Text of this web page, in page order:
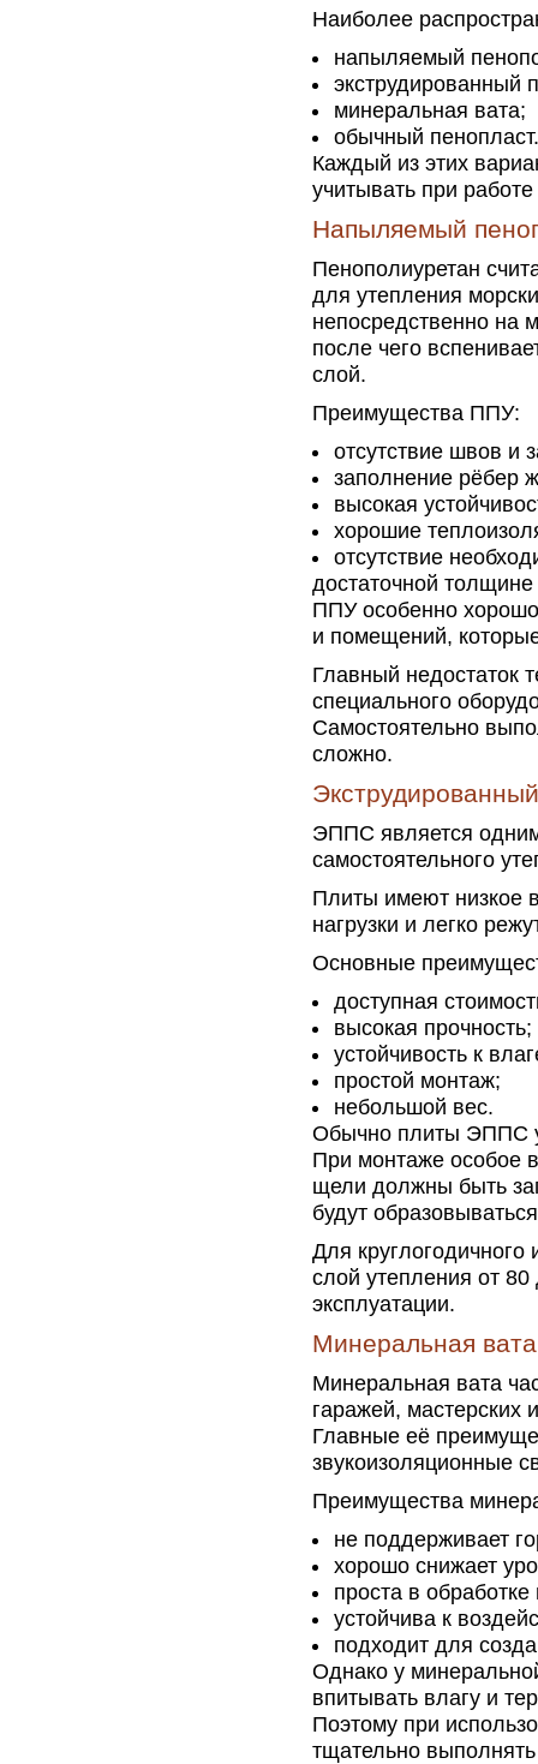
Наиболее
напыляемый
минеральная вата;
обычный пенопласт.
Каждый из этих
учитывать при
Напыляемый
Пенополиуретан
для утепления
непосредственно на
после чего
слой.
Преимущества ППУ:
отсутствие швов и
заполнение рёбер
высокая
хорошие
отсутствие
достаточной
ППУ особенно
и помещений,
Главный недостаток
специального
Самостоятельно
сложно.
ЭППС является
самостоятельного
Плиты имеют низкое
нагрузки и легко
Основные
доступная
высокая прочность;
устойчивость к
простой монтаж;
небольшой вес.
Обычно плиты ЭППС
При монтаже особое
щели должны быть
будут
Для
слой утепления от
эксплуатации.
Минеральная вата
Минеральная вата
гаражей, мастерских
Главные её
звукоизоляционные
Преимущества
не поддерживает
хорошо снижает
проста в
устойчива к
подходит для
Однако у
впитывать влагу и
Поэтому при
тщательно